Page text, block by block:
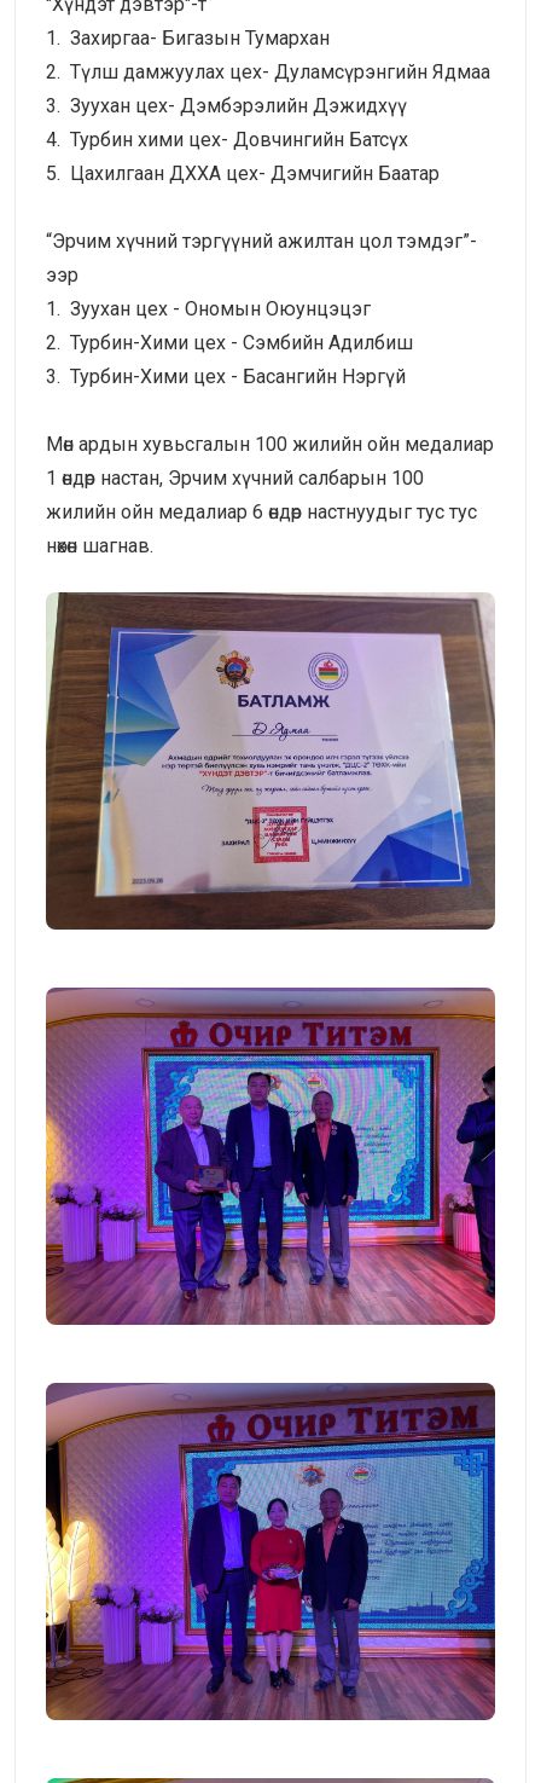
1. Захиргаа- Бигазын Тумархан
2. Түлш дамжуулах цех- Дуламсүрэнгийн Ядмаа
3. Зуухан цех- Дэмбэрэлийн Дэжидхүү
4. Турбин хими цех- Довчингийн Батсүх
5. Цахилгаан ДХХА цех- Дэмчигийн Баатар
“Эрчим хүчний тэргүүний ажилтан цол тэмдэг”-
ээр
1. Зуухан цех - Ономын Оюунцэцэг
2. Турбин-Хими цех - Сэмбийн Адилбиш
3. Турбин-Хими цех - Басангийн Нэргүй
Мөн ардын хувьсгалын 100 жилийн ойн медалиар
1 өндөр настан, Эрчим хүчний салбарын 100
жилийн ойн медалиар 6 өндөр настнуудыг тус тус
нөхөн шагнав.